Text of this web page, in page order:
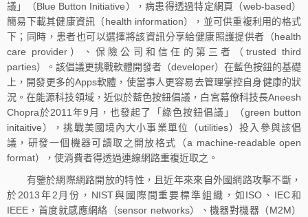
議」（Blue Button Initiative），病患得透過特定網頁（web-based）
簡易下載其健康資訊（health information），並可供重複利用的格式
下；同時，患者也可以選擇將該資訊分享給健康照護提供者（health
care provider）、保險公司和信任的第三者（trusted third
parties）。該倡議更挑戰軟體開發者（developer）在藍色按鈕的基礎
上，開發更多的Apps軟體，使當事人更容易去管理掌控自身健康的狀
況。在能源科技領域，近似於藍色按鈕倡議，白宮幕僚科技長Aneesh
Chopra於2011年9月，也發起了「綠色按鈕倡議」（green button
initaitive），挑戰美國境內大小事業單位（utilities）投入參與該倡
議，研發一個機器可讀取之開放格式（a machine-readable open
format），使消費者得透過連線網路重複近取之。
有鑒於網際網路開放的特性，且近年來來自外國網路攻擊不斷，
於2013年2月份，NIST與國際間重要標準組織，如ISO、IEC和
IEEE，首度就感應網絡（sensor networks）、機器對機器（M2M）